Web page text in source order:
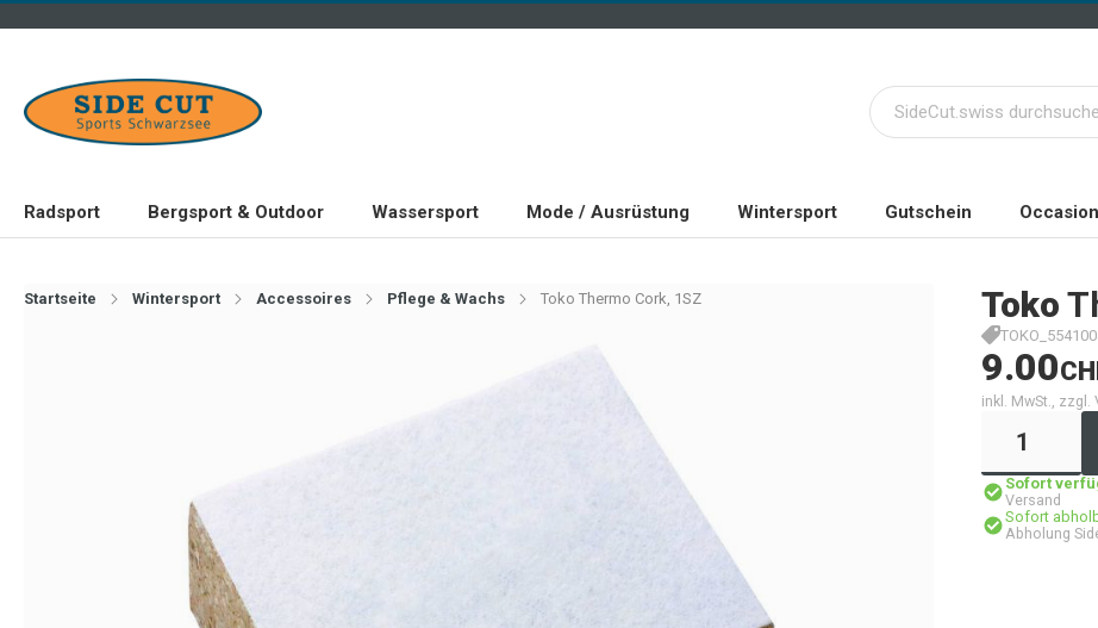
Radsport Bergsport & Outdoor Wassersport Mode / Ausrüstung Wintersport Gutschein
Startseite Wintersport Accessoires Pflege & Wachs Toko Thermo Cork, 1SZ Toko
9.00
inkl. MwSt., zzgl.
Sofort
Versand
Sofort
Abholung